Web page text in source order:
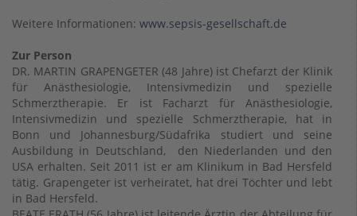
Weitere Informationen: www.sepsis-gesellschaft.de
Zur Person
DR. MARTIN GRAPENGETER (48 Jahre) ist Chefarzt der Klinik
für Anästhesiologie, Intensivmedizin und spezielle
Schmerztherapie. Er ist Facharzt für Anästhesiologie,
Intensivmedizin und spezielle Schmerztherapie, hat in
Bonn und Johannesburg/Südafrika studiert und seine
Ausbildung in Deutschland, den Niederlanden und den
USA erhalten. Seit 2011 ist er am Klinikum in Bad Hersfeld
tätig. Grapengeter ist verheiratet, hat drei Töchter und lebt
in Bad Hersfeld.